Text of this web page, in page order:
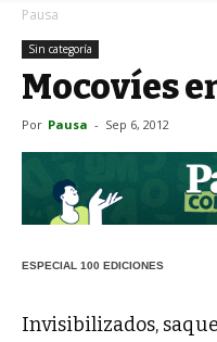
Pausa
Sin categoría
Mocovíes
Por Pausa - Sep 6, 2012
ESPECIAL 100 EDICIONES
Invisibilizados,